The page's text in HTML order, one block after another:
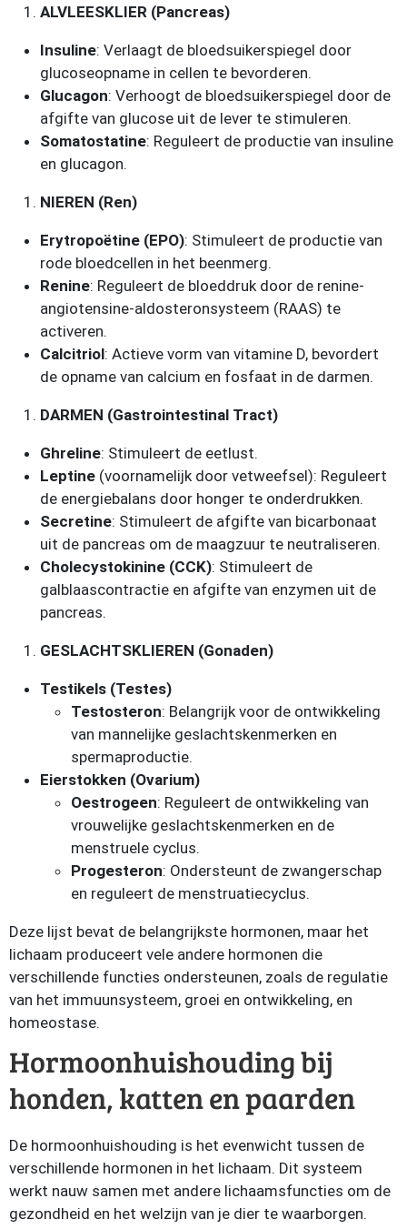
ALVLEESKLIER (Pancreas)
Insuline: Verlaagt de bloedsuikerspiegel door
glucoseopname in cellen te bevorderen.
Glucagon: Verhoogt de bloedsuikerspiegel door de
afgifte van glucose uit de lever te stimuleren.
Somatostatine: Reguleert de productie van insuline
en glucagon.
NIEREN (Ren)
Erytropoëtine (EPO): Stimuleert de productie van
rode bloedcellen in het beenmerg.
Renine: Reguleert de bloeddruk door de renine-
angiotensine-aldosteronsysteem (RAAS) te
activeren.
Calcitriol: Actieve vorm van vitamine D, bevordert
de opname van calcium en fosfaat in de darmen.
DARMEN (Gastrointestinal Tract)
Ghreline: Stimuleert de eetlust.
Leptine (voornamelijk door vetweefsel): Reguleert
de energiebalans door honger te onderdrukken.
Secretine: Stimuleert de afgifte van bicarbonaat
uit de pancreas om de maagzuur te neutraliseren.
Cholecystokinine (CCK): Stimuleert de
galblaascontractie en afgifte van enzymen uit de
pancreas.
GESLACHTSKLIEREN (Gonaden)
Testikels (Testes)
Testosteron: Belangrijk voor de ontwikkeling
van mannelijke geslachtskenmerken en
spermaproductie.
Eierstokken (Ovarium)
Oestrogeen: Reguleert de ontwikkeling van
vrouwelijke geslachtskenmerken en de
menstruele cyclus.
Progesteron: Ondersteunt de zwangerschap
en reguleert de menstruatiecyclus.
Deze lijst bevat de belangrijkste hormonen, maar het
lichaam produceert vele andere hormonen die
verschillende functies ondersteunen, zoals de regulatie
van het immuunsysteem, groei en ontwikkeling, en
homeostase.
Hormoonhuishouding bij
honden, katten en paarden
De hormoonhuishouding is het evenwicht tussen de
verschillende hormonen in het lichaam. Dit systeem
werkt nauw samen met andere lichaamsfuncties om de
gezondheid en het welzijn van je dier te waarborgen.